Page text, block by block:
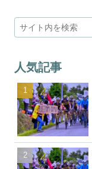
人気記事